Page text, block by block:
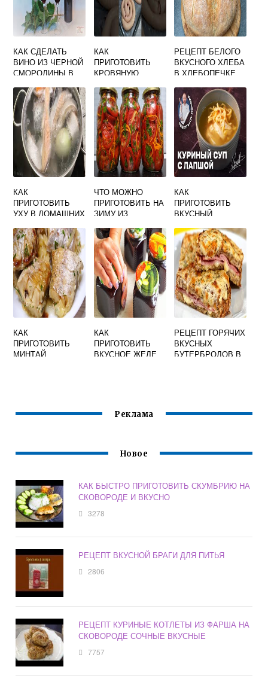
КАК СДЕЛАТЬ
ВИНО ИЗ ЧЕРНОЙ
СМОРОДИНЫ В
УСЛОВИЯХ
РЕЦЕПТ ВКУСНОЕ
КАК
ПРИГОТОВИТЬ
КРОВЯНУЮ
РЕЦЕПТ БЕЛОГО
ВКУСНОГО ХЛЕБА
В ХЛЕБОПЕЧКЕ
КАК
ПРИГОТОВИТЬ
УХУ В ДОМАШНИХ
ГОЛОВЫ СЕМГИ
ВКУСНО И
БЫСТРО РЕЦЕПТ
ПОШАГОВО
ЧТО МОЖНО
ПРИГОТОВИТЬ НА
ЗИМУ ИЗ
ВКУСНОЕ И
ОСТРОЕ
КАК
ПРИГОТОВИТЬ
ВКУСНЫЙ
ВИДЕО
КАК
ПРИГОТОВИТЬ
МИНТАЙ
КАК
ПРИГОТОВИТЬ
ВКУСНОЕ ЖЕЛЕ
РЕЦЕПТ ГОРЯЧИХ
ВКУСНЫХ
БУТЕРБРОДОВ В
Реклама
Новое
КАК БЫСТРО ПРИГОТОВИТЬ СКУМБРИЮ НА
СКОВОРОДЕ И ВКУСНО
3278
РЕЦЕПТ ВКУСНОЙ БРАГИ ДЛЯ ПИТЬЯ
2806
РЕЦЕПТ КУРИНЫЕ КОТЛЕТЫ ИЗ ФАРША НА
СКОВОРОДЕ СОЧНЫЕ ВКУСНЫЕ
7757